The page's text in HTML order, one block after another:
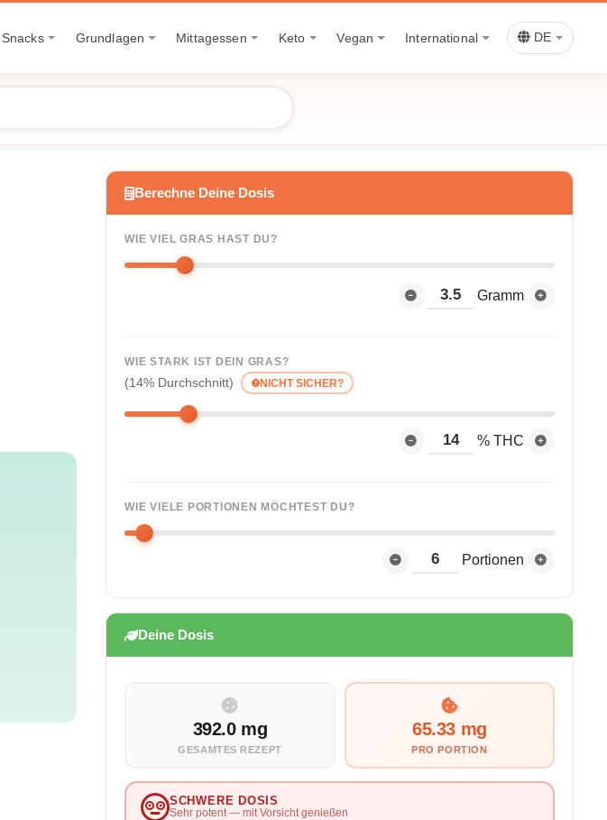
Snacks Grundlagen Mittagessen Keto Vegan International DE
Berechne Deine Dosis
WIE VIEL GRAS HAST DU?
Gramm
WIE STARK IST DEIN GRAS?
(14% Durchschnitt) NICHT SICHER?
% THC
WIE VIELE PORTIONEN MÖCHTEST DU?
Portionen
Deine Dosis
392.0 mg
GESAMTES REZEPT
65.33 mg
PRO PORTION
SCHWERE DOSIS
Sehr potent — mit Vorsicht genießen